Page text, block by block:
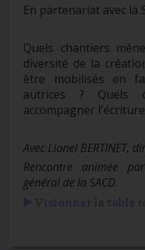
En partenariat avec la
Quels chantiers
diversité de la
être mobilisés en
autrices ? Quels
accompagner
Avec Lionel BERTINET,
Rencontre animée
général de la SACD.